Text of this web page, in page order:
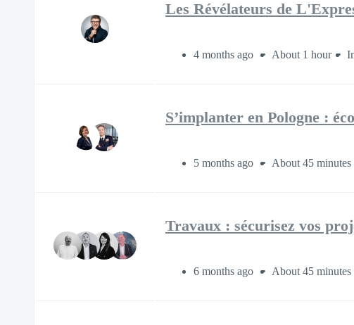
Les Révélateurs de
4 months ago About 1 hour
S’implanter en Pologne :
5 months ago About 45 minutes
Travaux : sécurisez vos
6 months ago About 45 minutes